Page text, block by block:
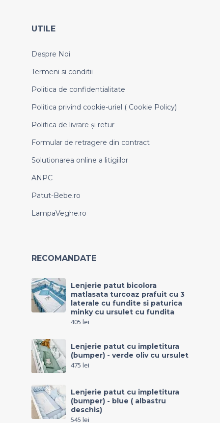
UTILE
Despre Noi
Termeni si conditii
Politica de confidentialitate
Politica privind cookie-uriel ( Cookie Policy)
Politica de livrare și retur
Formular de retragere din contract
Solutionarea online a litigiilor
ANPC
Patut-Bebe.ro
LampaVeghe.ro
RECOMANDATE
Lenjerie patut bicolora
matlasata turcoaz prafuit cu 3
laterale cu fundite si paturica
minky cu ursulet cu fundita
405 lei
Lenjerie patut cu impletitura
(bumper) - verde oliv cu ursulet
475 lei
Lenjerie patut cu impletitura
(bumper) - blue ( albastru
deschis)
545 lei